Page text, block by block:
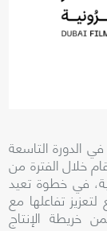
الدورة التاسعة
خلال الفترة من
في خطوة تعيد
تفاعلها مع
خريطة الإنتاج